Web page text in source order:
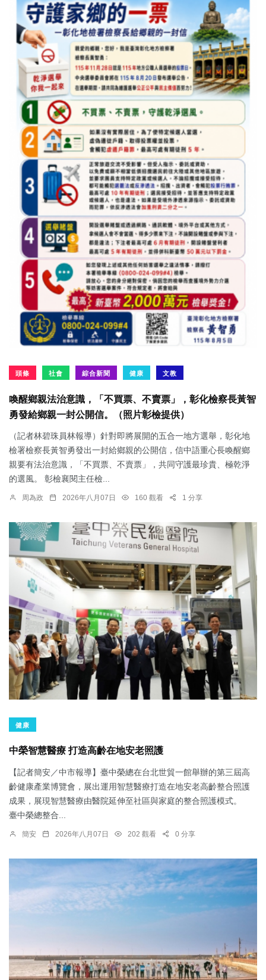
頭條 社會 綜合新聞 健康 文教
喚醒鄉親法治意識，「不買票、不賣票」，彰化檢察長黃智
勇發給鄉親一封公開信。（照片彰檢提供）
（記者林碧珠員林報導）針對即將展開的五合一地方選舉，彰化地
檢署檢察長黃智勇發出一封給鄉親的公開信，信中語重心長喚醒鄉
親要有法治意識，「不買票、不賣票」，共同守護最珍貴、極乾淨
的選風。 彰檢襄閱主任檢...
周為政 2026年八月07日 160 觀看 1 分享
健康
中榮智慧醫療 打造高齡在地安老照護
【記者簡安／中市報導】臺中榮總在台北世貿一館舉辦的第三屆高
齡健康產業博覽會，展出運用智慧醫療打造在地安老高齡整合照護
成果，展現智慧醫療由醫院延伸至社區與家庭的整合照護模式。
臺中榮總整合...
簡安 2026年八月07日 202 觀看 0 分享